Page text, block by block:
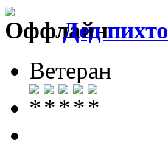
Дед пихто
Ветеран